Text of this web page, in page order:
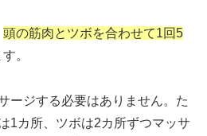
頭の筋肉とツボを合わせて1回5
。
ージする必要はありません。た
1カ所、ツボは2カ所ずつマッサ